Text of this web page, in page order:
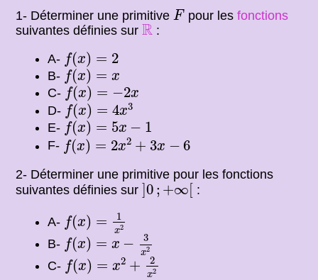
1- Déterminer une primitiveF
Fpour les fonctions
suivantes définies surR
R :
A- f(x) = 2
(x =
B- f(x) = x
f(x)=
C- f(x) = −2x
f(x)= x
D- f(x) = 4x3
f(x)= 3
E- f(x) = 5x − 1
f(x)= −1
F- f(x) = 2x2 + 3x − 6
f(x)= 2+3 x −6
2- Déterminer une primitive pour les fonctions
suivantes définies sur ]0 ; +∞
]0;+∞[ :
A- f(x) = 1
x2
(x = 2
B- f(x) = x − 3
x2
f(x = 3x
C- f(x) = x2 + 2
x2
f(x = 2 2